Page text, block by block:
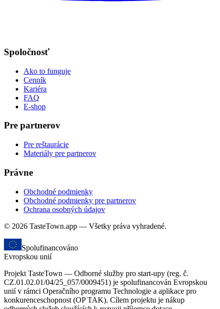
Spoločnosť
Ako to funguje
Cenník
Kariéra
FAQ
E-shop
Pre partnerov
Pre reštaurácie
Materiály pre partnerov
Právne
Obchodné podmienky
Obchodné podmienky pre partnerov
Ochrana osobných údajov
© 2026 TasteTown.app — Všetky práva vyhradené.
Spolufinancováno
Evropskou unií
Projekt TasteTown — Odborné služby pro start-upy (reg. č.
CZ.01.02.01/04/25_057/0009451) je spolufinancován Evropskou
unií v rámci Operačního programu Technologie a aplikace pro
konkurenceschopnost (OP TAK). Cílem projektu je nákup